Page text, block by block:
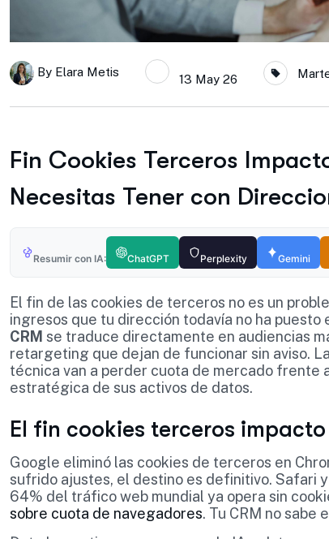
By Elara Metis
13 May 26
Fin Cookies Terceros
Necesitas Tener con
Resumir con IA: ChatGPT Perplexity Gemini
El fin de las cookies de terceros no es un
ingresos que tu dirección todavía no ha puesto
CRM se traduce directamente en audiencias
retargeting que dejan de funcionar sin aviso.
técnica van a perder cuota de mercado frente
estratégica de sus activos de datos.
El fin cookies terceros
Google eliminó las cookies de terceros en
sufrido ajustes, el destino es definitivo. Safari
64% del tráfico web mundial ya opera sin
sobre cuota de navegadores. Tu CRM no sabe